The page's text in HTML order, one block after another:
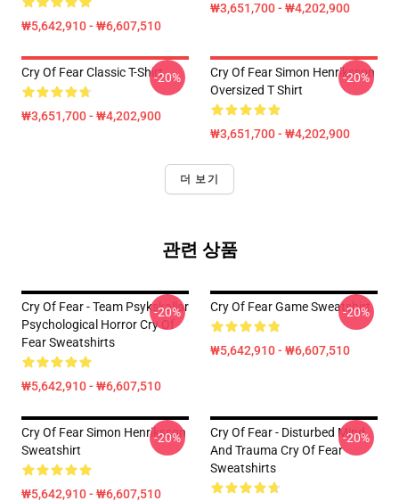
₩5,642,910 - ₩6,607,510
₩3,651,700 - ₩4,202,900
Cry Of Fear Classic T-Shirt
₩3,651,700 - ₩4,202,900
-20%
Cry Of Fear Simon Henriksson
Oversized T Shirt
₩3,651,700 - ₩4,202,900
-20%
더 보기
관련 상품
Cry Of Fear - Team Psykskallar
Psychological Horror Cry Of
Fear Sweatshirts
₩5,642,910 - ₩6,607,510
-20% Cry Of Fear Game Sweatshirt
₩5,642,910 - ₩6,607,510
-20%
Cry Of Fear Simon Henriksson
Sweatshirt
₩5,642,910 - ₩6,607,510
-20%
Cry Of Fear - Disturbed Mind
And Trauma Cry Of Fear
Sweatshirts
-20%